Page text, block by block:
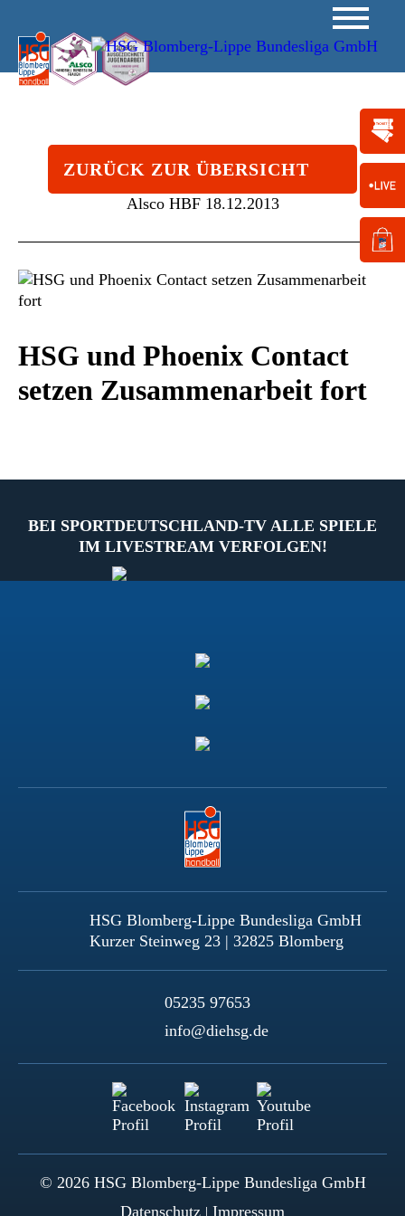
ZURÜCK ZUR ÜBERSICHT
Alsco HBF 18.12.2013
HSG und Phoenix Contact
setzen Zusammenarbeit fort
BEI SPORTDEUTSCHLAND-TV ALLE SPIELE
IM LIVESTREAM VERFOLGEN!
HSG Blomberg-Lippe Bundesliga GmbH
Kurzer Steinweg 23 | 32825 Blomberg
05235 97653
info@diehsg.de
© 2026 HSG Blomberg-Lippe Bundesliga GmbH
Datenschutz
Impressum